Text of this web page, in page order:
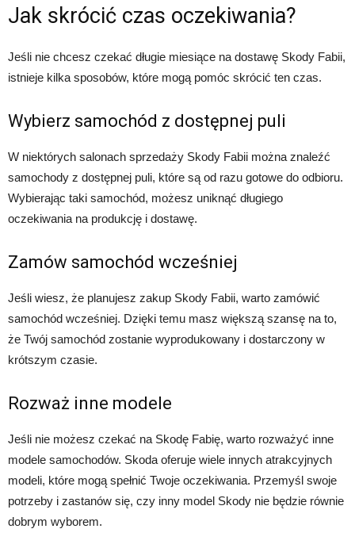
Jak skrócić czas oczekiwania?
Jeśli nie chcesz czekać długie miesiące na dostawę Skody Fabii,
istnieje kilka sposobów, które mogą pomóc skrócić ten czas.
Wybierz samochód z dostępnej puli
W niektórych salonach sprzedaży Skody Fabii można znaleźć
samochody z dostępnej puli, które są od razu gotowe do odbioru.
Wybierając taki samochód, możesz uniknąć długiego
oczekiwania na produkcję i dostawę.
Zamów samochód wcześniej
Jeśli wiesz, że planujesz zakup Skody Fabii, warto zamówić
samochód wcześniej. Dzięki temu masz większą szansę na to,
że Twój samochód zostanie wyprodukowany i dostarczony w
krótszym czasie.
Rozważ inne modele
Jeśli nie możesz czekać na Skodę Fabię, warto rozważyć inne
modele samochodów. Skoda oferuje wiele innych atrakcyjnych
modeli, które mogą spełnić Twoje oczekiwania. Przemyśl swoje
potrzeby i zastanów się, czy inny model Skody nie będzie równie
dobrym wyborem.